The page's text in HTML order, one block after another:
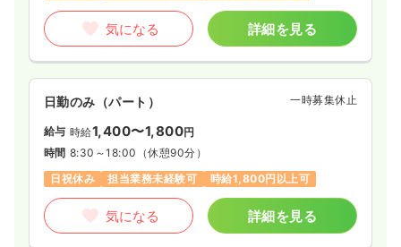
気になる 詳細を見る
日勤のみ（パート） 一時募集休止
給与 時給1,400〜1,800円
時間 8:30～18:00 （休憩90分）
日祝休み
担当業務未経験可 時給1,800円以上可
気になる 詳細を見る